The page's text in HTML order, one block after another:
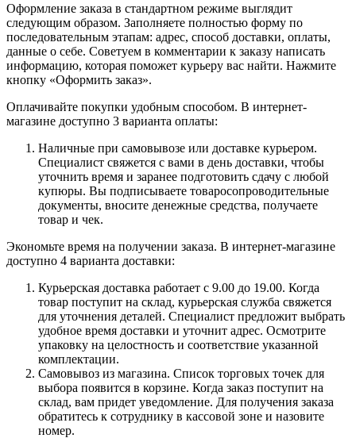
Оформление заказа в стандартном режиме выглядит
следующим образом. Заполняете полностью форму по
последовательным этапам: адрес, способ доставки, оплаты,
данные о себе. Советуем в комментарии к заказу написать
информацию, которая поможет курьеру вас найти. Нажмите
кнопку «Оформить заказ».
Оплачивайте покупки удобным способом. В интернет-
магазине доступно 3 варианта оплаты:
Наличные при самовывозе или доставке курьером.
Специалист свяжется с вами в день доставки, чтобы
уточнить время и заранее подготовить сдачу с любой
купюры. Вы подписываете товаросопроводительные
документы, вносите денежные средства, получаете
товар и чек.
Экономьте время на получении заказа. В интернет-магазине
доступно 4 варианта доставки:
Курьерская доставка работает с 9.00 до 19.00. Когда
товар поступит на склад, курьерская служба свяжется
для уточнения деталей. Специалист предложит выбрать
удобное время доставки и уточнит адрес. Осмотрите
упаковку на целостность и соответствие указанной
комплектации.
Самовывоз из магазина. Список торговых точек для
выбора появится в корзине. Когда заказ поступит на
склад, вам придет уведомление. Для получения заказа
обратитесь к сотруднику в кассовой зоне и назовите
номер.